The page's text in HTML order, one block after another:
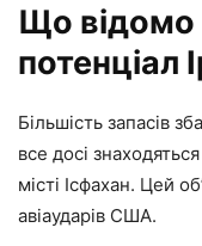
Що відомо
потенціал
Більшість запасів
все досі
місті Ісфахан. Цей
авіаударів США.